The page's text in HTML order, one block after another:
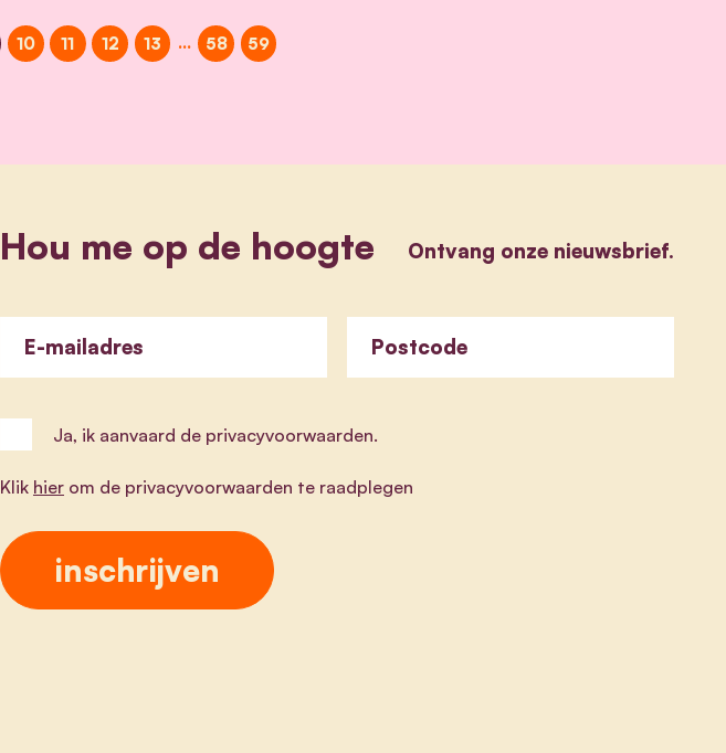
10 11 12 13 … 58 59
Hou me op de hoogte Ontvang onze nieuwsbrief.
E-mailadres Postcode
Ja, ik aanvaard de privacyvoorwaarden.
Klik hierom de privacyvoorwaarden te raadplegen